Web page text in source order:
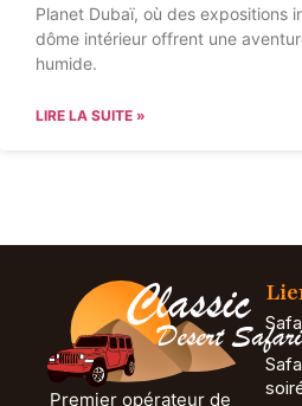
Planet Dubaï, où des expositions
dôme intérieur offrent une
humide.
LIRE LA SUITE »
Premier opérateur de